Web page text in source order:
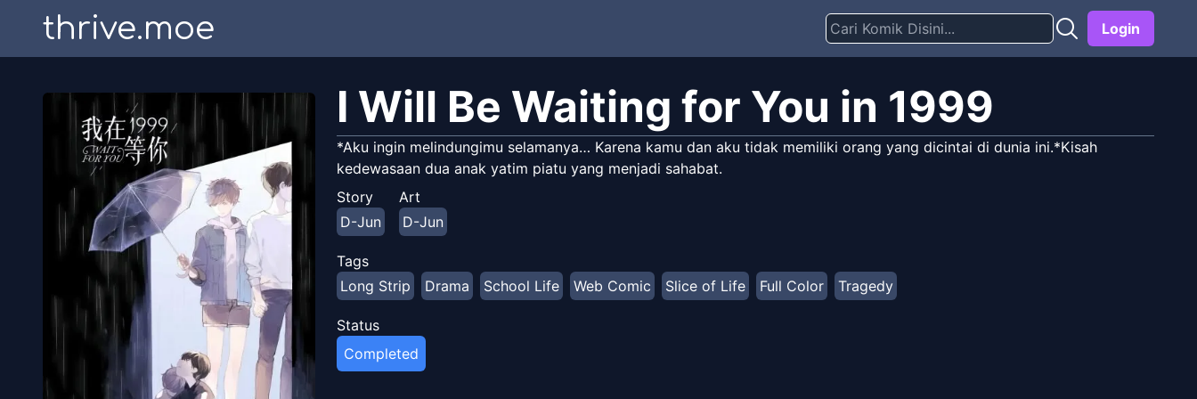
thrive.moe Login
I Will Be Waiting for You in 1999
*Aku ingin melindungimu selamanya… Karena kamu dan aku tidak memiliki orang yang dicintai di dunia ini.*Kisah
kedewasaan dua anak yatim piatu yang menjadi sahabat.
Story
D-Jun
Art
D-Jun
Tags
Long Strip
Drama School Life Web Comic Slice of Life Full Color Tragedy
Status
Completed